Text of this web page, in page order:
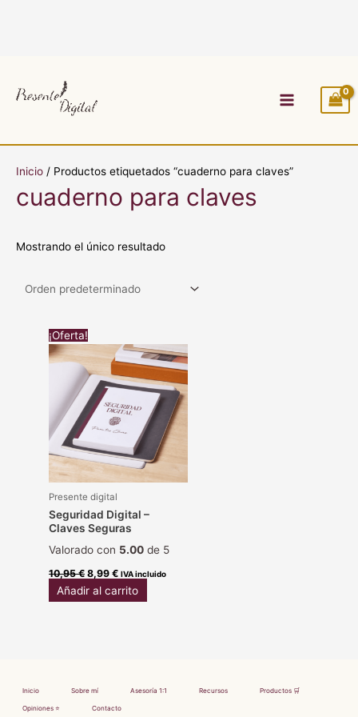
Menu
Inicio / Productos etiquetados “cuaderno para claves”
cuaderno para claves
Mostrando el único resultado
¡Oferta!
Presente digital
Seguridad Digital –
Claves Seguras
Valorado con 5.00 de 5
10,95€
El
precio
original
era:
10,95 €.
8,99€
precio
actual
es:
8,99 €.
IVA incluido
Añadir al carrito
Inicio Sobre mí Asesoría 1:1 Recursos Productos 🛒
Opiniones ⭐ Contacto